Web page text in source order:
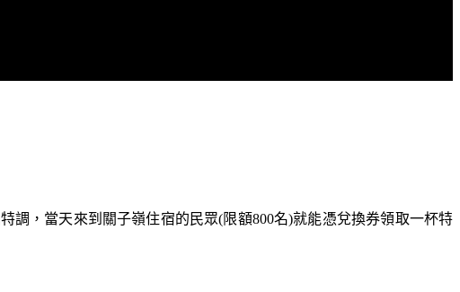
調，當天來到關子嶺住宿的民眾(限額800名)就能憑兌換券領取一杯特